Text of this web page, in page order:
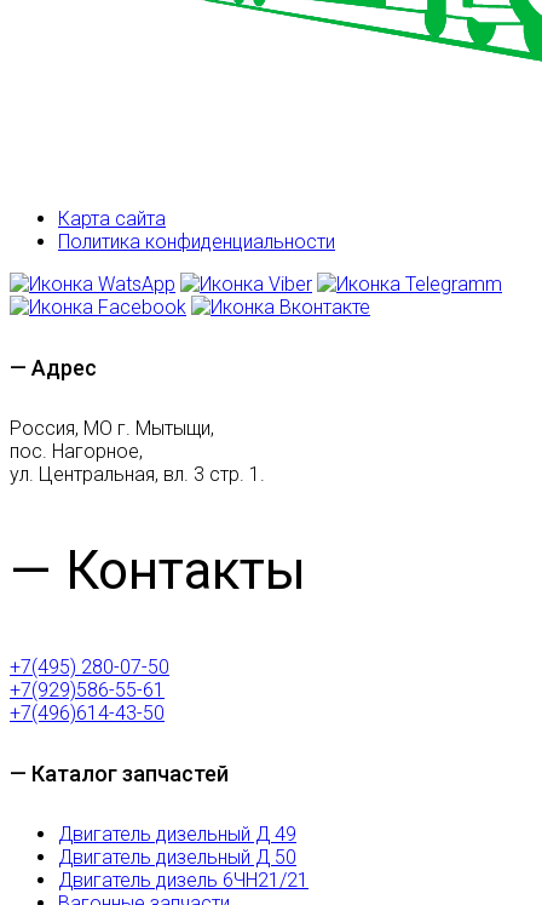
Карта сайта
Политика конфиденциальности
— Адрес
Россия, МО г. Мытыщи,
пос. Нагорное,
ул. Центральная, вл. 3 стр. 1.
— Контакты
+7(495) 280-07-50
+7(929)586-55-61
+7(496)614-43-50
— Каталог запчастей
Двигатель дизельный Д 49
Двигатель дизельный Д 50
Двигатель дизель 6ЧН21/21